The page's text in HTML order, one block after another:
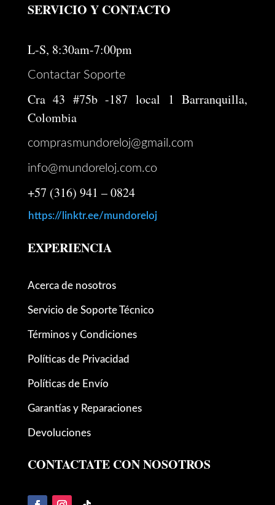
SERVICIO Y CONTACTO
L-S, 8:30am-7:00pm
Contactar Soporte
Cra 43 #75b -187 local 1 Barranquilla,
Colombia
comprasmundoreloj@gmail.com
info@mundoreloj.com.co
+57 (316) 941 – 0824
https://linktr.ee/mundoreloj
EXPERIENCIA
Acerca de nosotros
Servicio de Soporte Técnico
Términos y Condiciones
Políticas de Privacidad
Políticas de Envío
Garantías y Reparaciones
Devoluciones
CONTACTATE CON NOSOTROS